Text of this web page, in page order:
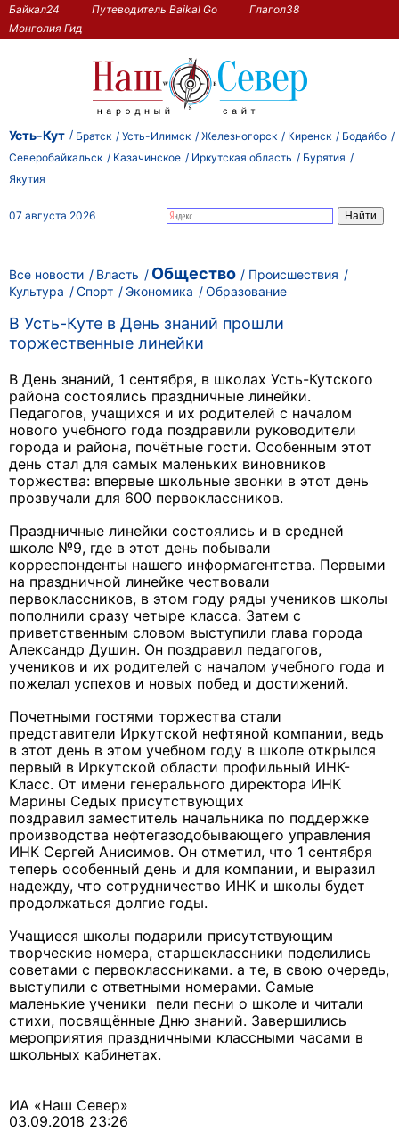
Байкал24 Путеводитель Baikal Go
Глагол38
Монголия Гид
Усть-Кут Братск Усть-Илимск Железногорск Киренск
Бодайбо
Северобайкальск
Казачинское Иркутская область
Бурятия
Якутия
07 августа 2026
Все новости Власть Общество
Происшествия
Культура
Спорт Экономика Образование
В Усть-Куте в День знаний прошли
торжественные линейки
В День знаний, 1 сентября, в школах Усть-Кутского
района состоялись праздничные линейки.
Педагогов, учащихся и их родителей с началом
нового учебного года поздравили руководители
города и района, почётные гости. Особенным этот
день стал для самых маленьких виновников
торжества: впервые школьные звонки в этот день
прозвучали для 600 первоклассников.
Праздничные линейки состоялись и в средней
школе №9, где в этот день побывали
корреспонденты нашего информагентства. Первыми
на праздничной линейке чествовали
первоклассников, в этом году ряды учеников школы
пополнили сразу четыре класса. Затем с
приветственным словом выступили глава города
Александр Душин. Он поздравил педагогов,
учеников и их родителей с началом учебного года и
пожелал успехов и новых побед и достижений.
Почетными гостями торжества стали
представители Иркутской нефтяной компании, ведь
в этот день в этом учебном году в школе открылся
первый в Иркутской области профильный ИНК-
Класс. От имени генерального директора ИНК
Марины Седых присутствующих
поздравил заместитель начальника по поддержке
производства нефтегазодобывающего управления
ИНК Сергей Анисимов. Он отметил, что 1 сентября
теперь особенный день и для компании, и выразил
надежду, что сотрудничество ИНК и школы будет
продолжаться долгие годы.
Учащиеся школы подарили присутствующим
творческие номера, старшеклассники поделились
советами с первоклассниками. а те, в свою очередь,
выступили с ответными номерами. Самые
маленькие ученики пели песни о школе и читали
стихи, посвящённые Дню знаний. Завершились
мероприятия праздничными классными часами в
школьных кабинетах.
ИА «Наш Север»
03.09.2018 23:26